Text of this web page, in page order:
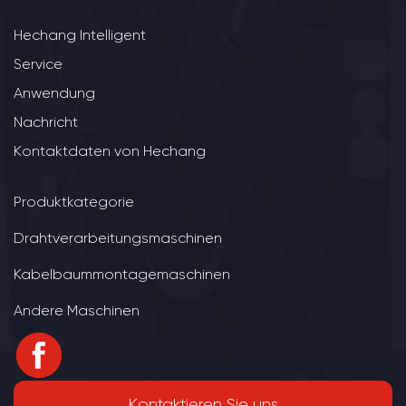
Hechang Intelligent
Service
Anwendung
Nachricht
Kontaktdaten von Hechang
Produktkategorie
Drahtverarbeitungsmaschinen
Kabelbaummontagemaschinen
Andere Maschinen